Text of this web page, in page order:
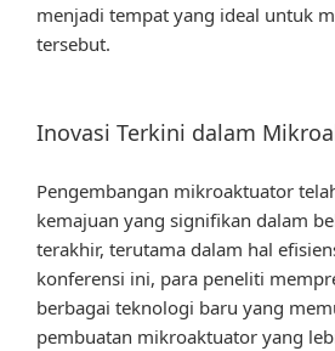
menjadi tempat yang ideal untuk
tersebut.
Inovasi Terkini dalam
Pengembangan mikroaktuator
kemajuan yang signifikan dalam
terakhir, terutama dalam hal
konferensi ini, para peneliti
berbagai teknologi baru yang
pembuatan mikroaktuator yang